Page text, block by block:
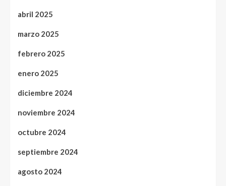
abril 2025
marzo 2025
febrero 2025
enero 2025
diciembre 2024
noviembre 2024
octubre 2024
septiembre 2024
agosto 2024